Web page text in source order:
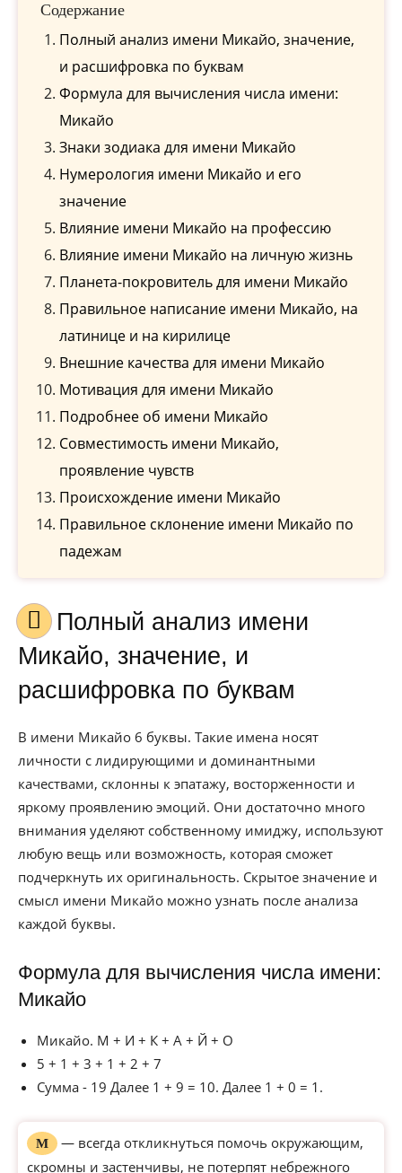
Содержание
Полный анализ имени Микайо, значение,
и расшифровка по буквам
Формула для вычисления числа имени:
Микайо
Знаки зодиака для имени Микайо
Нумерология имени Микайо и его
значение
Влияние имени Микайо на профессию
Влияние имени Микайо на личную жизнь
Планета-покровитель для имени Микайо
Правильное написание имени Микайо, на
латинице и на кирилице
Внешние качества для имени Микайо
Мотивация для имени Микайо
Подробнее об имени Микайо
Совместимость имени Микайо,
проявление чувств
Происхождение имени Микайо
Правильное склонение имени Микайо по
падежам
Полный анализ имени
Микайо, значение, и
расшифровка по буквам
В имени Микайо 6 буквы. Такие имена носят
личности с лидирующими и доминантными
качествами, склонны к эпатажу, восторженности и
яркому проявлению эмоций. Они достаточно много
внимания уделяют собственному имиджу, используют
любую вещь или возможность, которая сможет
подчеркнуть их оригинальность. Скрытое значение и
смысл имени Микайо можно узнать после анализа
каждой буквы.
Формула для вычисления числа имени:
Микайо
Микайо. М + И + К + А + Й + О
5 + 1 + 3 + 1 + 2 + 7
Сумма - 19 Далее 1 + 9 = 10. Далее 1 + 0 = 1.
М
— всегда откликнуться помочь окружающим,
скромны и застенчивы, не потерпят небрежного